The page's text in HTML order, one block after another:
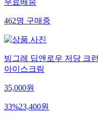
무료배송
462명구매중
빙그레 딥앤로우 저당 크
아이스크림
35,000원
33%23,400원